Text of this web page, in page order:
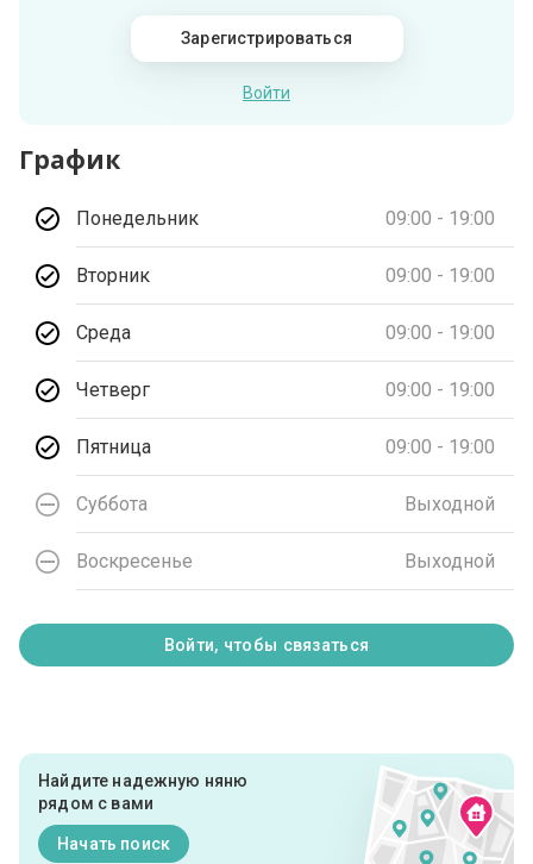
Зарегистрироваться
Войти
График
Понедельник 09:00 - 19:00
Вторник 09:00 - 19:00
Среда 09:00 - 19:00
Четверг 09:00 - 19:00
Пятница 09:00 - 19:00
Суббота Выходной
Воскресенье Выходной
Войти, чтобы связаться
Найдите надежную няню
рядом с вами
Начать поиск